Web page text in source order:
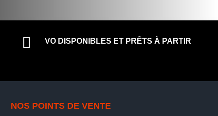
 VO DISPONIBLES ET PRÊTS À PARTIR
NOS POINTS DE VENTE